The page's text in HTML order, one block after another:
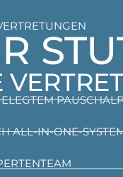
ALL-IN-ONE-